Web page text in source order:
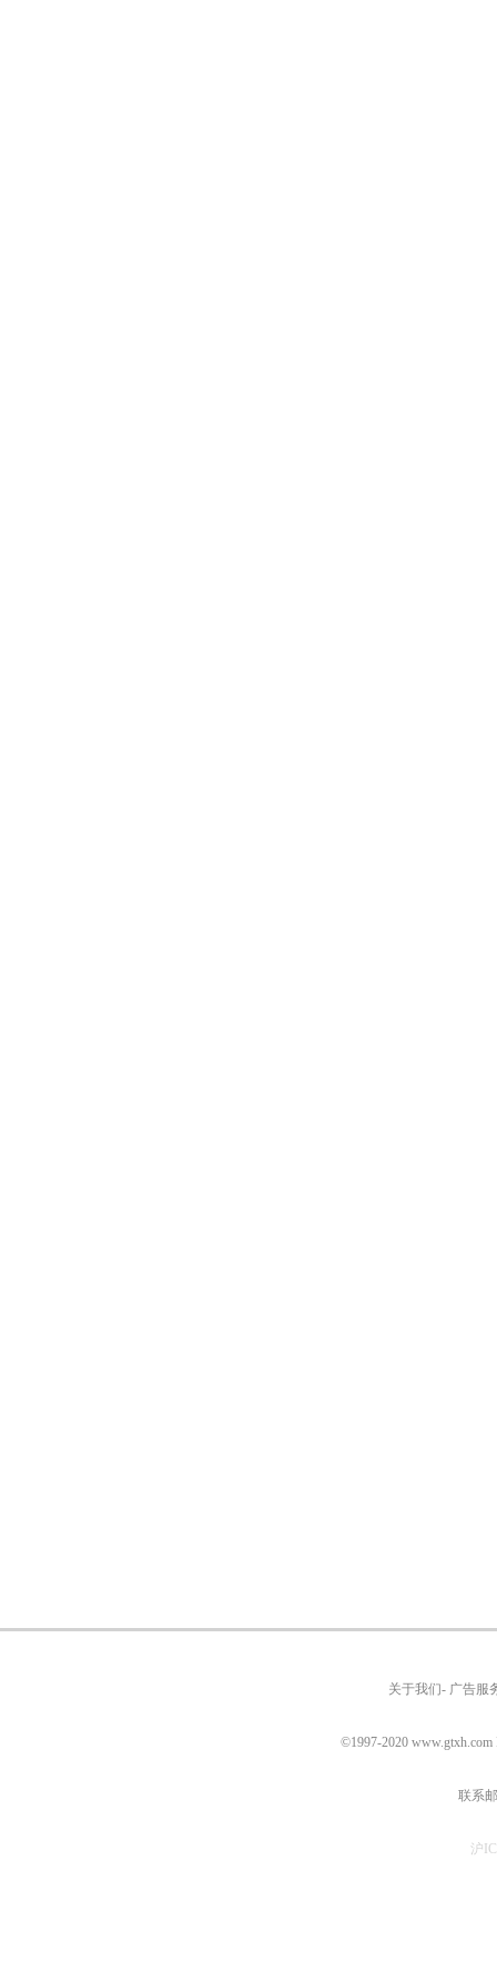
关于我们- 广告服
©1997-2020www.gtxh.com
联系
沪